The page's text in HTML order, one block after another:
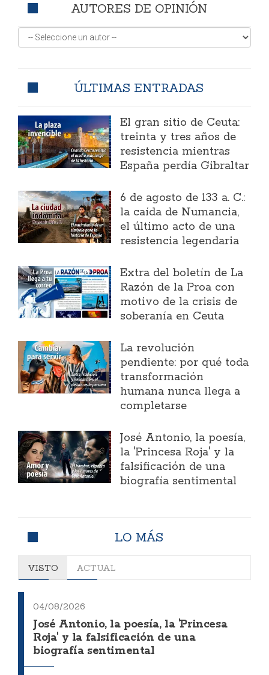
AUTORES DE OPINIÓN
ÚLTIMAS ENTRADAS
El gran sitio de Ceuta:
treinta y tres años de
resistencia mientras
España perdía Gibraltar
6 de agosto de 133 a. C.:
la caída de Numancia,
el último acto de una
resistencia legendaria
Extra del boletín de La
Razón de la Proa con
motivo de la crisis de
soberanía en Ceuta
La revolución
pendiente: por qué toda
transformación
humana nunca llega a
completarse
José Antonio, la poesía,
la 'Princesa Roja' y la
falsificación de una
biografía sentimental
LO MÁS
VISTO ACTUAL
04/08/2026
José Antonio, la poesía, la 'Princesa
Roja' y la falsificación de una
biografía sentimental